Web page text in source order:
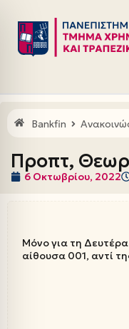
Μεταπηδήστε
στο
Bankfin
Προπτ,
6 Οκτωβρίου, 2022
Μόνο για τη
αίθουσα 001, αντί